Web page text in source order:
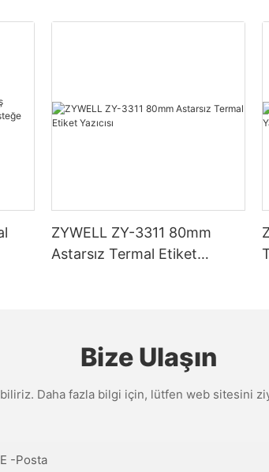
ZYWELL ZY-3311 80mm
Astarsız Termal Etiket
Bize Ulaşın
Daha fazla bilgi için, lütfen web sitesini
E -posta